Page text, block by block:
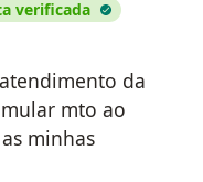
verificada
da
mto ao
minhas